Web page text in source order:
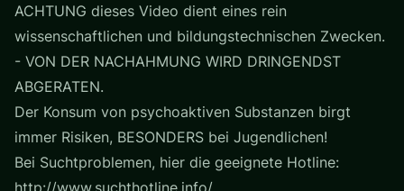
ACHTUNG dieses Video dient eines rein
wissenschaftlichen und bildungstechnischen Zwecken.
- VON DER NACHAHMUNG WIRD DRINGENDST
ABGERATEN.
Der Konsum von psychoaktiven Substanzen birgt
immer Risiken, BESONDERS bei Jugendlichen!
Bei Suchtproblemen, hier die geeignete Hotline: